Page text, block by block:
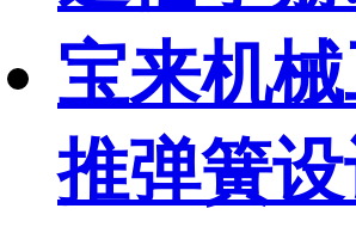
宝来机
推弹簧